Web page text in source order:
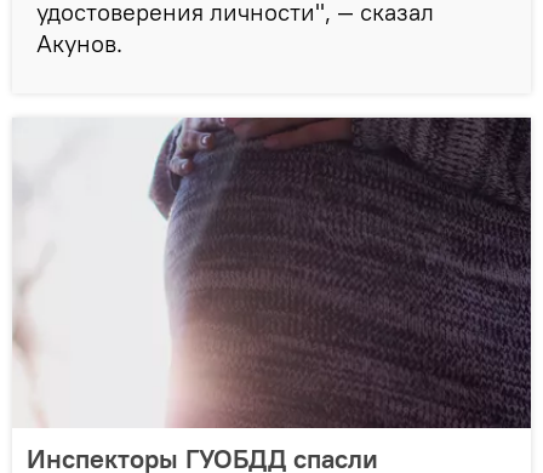
удостоверения личности", — сказал
Акунов.
Инспекторы ГУОБДД спасли